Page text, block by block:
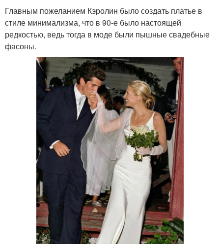
Главным пожеланием Кэролин было создать платье в
стиле минимализма, что в 90-е было настоящей
редкостью, ведь тогда в моде были пышные свадебные
фасоны.